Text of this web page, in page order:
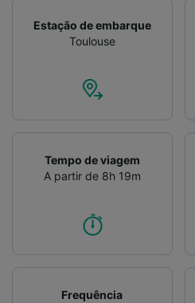
Estação de embarque
Toulouse
Tempo de viagem
A partir de 8h 19m
Frequência